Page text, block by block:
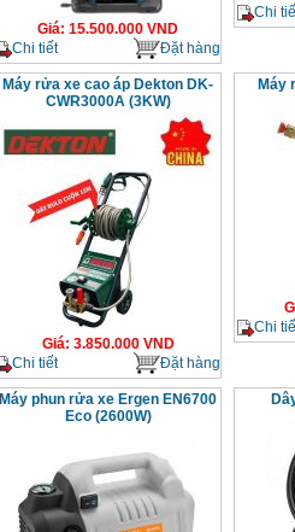
Giá: 15.500.000 VND
Chi tiết
Đặt hàng
Chi
Máy rửa xe cao áp Dekton DK-
CWR3000A (3KW)
Giá: 3.850.000VND
Chi tiết
Đặt hàng
Máy
Chi
Máy phun rửa xe Ergen EN6700
Eco (2600W)